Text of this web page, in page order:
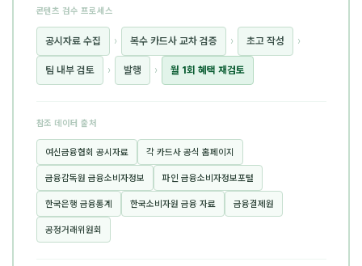
콘텐츠 검수 프로세스
공시자료 수집 › 복수 카드사 교차 검증 › 초고 작성 ›
팀 내부 검토 › 발행 › 월 1회 혜택 재검토
참조 데이터 출처
여신금융협회 공시자료 각 카드사 공식 홈페이지
금융감독원 금융소비자정보 파인 금융소비자정보포털
한국은행 금융통계 한국소비자원 금융 자료 금융결제원
공정거래위원회